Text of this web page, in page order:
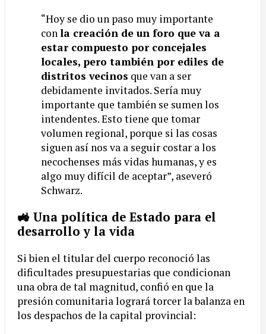
“Hoy se dio un paso muy importante
conla creación de un foro que va a
estar compuesto por concejales
locales, pero también por ediles de
distritos vecinos que van a ser
debidamente invitados. Sería muy
importante que también se sumen los
intendentes. Esto tiene que tomar
volumen regional, porque si las cosas
siguen así nos va a seguir costar a los
necochenses más vidas humanas, y es
algo muy difícil de aceptar”, aseveró
Schwarz.
🚜 Una política de Estado para el
desarrollo y la vida
Si bien el titular del cuerpo reconoció las
dificultades presupuestarias que condicionan
una obra de tal magnitud, confió en que la
presión comunitaria logrará torcer la balanza en
los despachos de la capital provincial: